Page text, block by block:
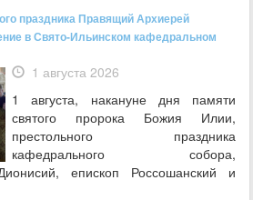
праздника Правящий Архиерей
в Свято-Ильинском кафедральном
1 августа 2026
1 августа, накануне дня памяти
святого пророка Божия Илии,
престольного праздника
кафедрального собора,
епископ Россошанский и